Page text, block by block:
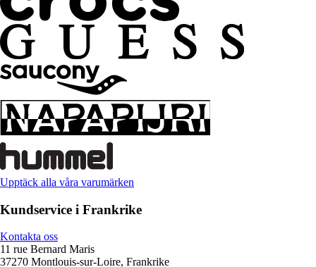
Upptäck alla våra varumärken
Kundservice i Frankrike
Kontakta oss
11 rue Bernard Maris
37270 Montlouis-sur-Loire, Frankrike